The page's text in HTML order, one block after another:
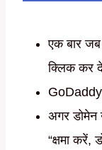
एक बार
क्लिक कर
अगर डोमेन
“क्षमा